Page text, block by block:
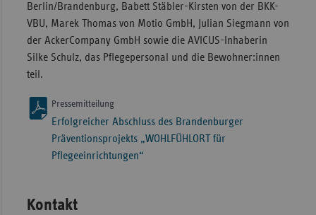
Berlin/Brandenburg, Babett Stäbler-Kirsten von der BKK-
VBU, Marek Thomas von Motio GmbH, Julian Siegmann von
der AckerCompany GmbH sowie die AVICUS-Inhaberin
Silke Schulz, das Pflegepersonal und die Bewohner:innen
teil.
Pressemitteilung
Erfolgreicher Abschluss des Brandenburger
Präventionsprojekts „WOHLFÜHLORT für
Pflegeeinrichtungen“
Kontakt